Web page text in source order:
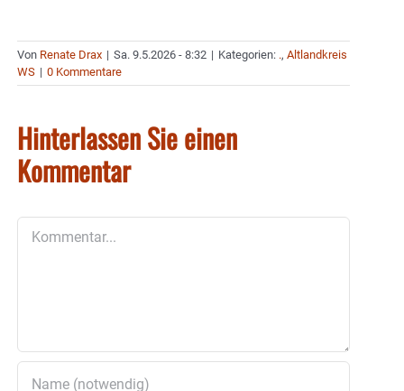
Von Renate Drax | Sa. 9.5.2026 - 8:32 | Kategorien: ., Altlandkreis
WS | 0 Kommentare
Hinterlassen Sie einen
Kommentar